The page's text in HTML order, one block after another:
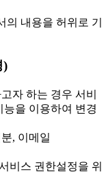
의 내용을 허위로 기
)
자 하는 경우 서비
을 이용하여 변경
, 이메일
비스 권한설정을 위